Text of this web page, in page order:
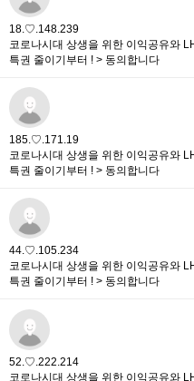
18.♡.148.239
코로나시대 상생을 위한 이익공유와
특권 줄이기부터 ! > 동의합니다
185.♡.171.19
코로나시대 상생을 위한 이익공유와
특권 줄이기부터 ! > 동의합니다
44.♡.105.234
코로나시대 상생을 위한 이익공유와
특권 줄이기부터 ! > 동의합니다
52.♡.222.214
코로나시대 상생을 위한 이익공유와